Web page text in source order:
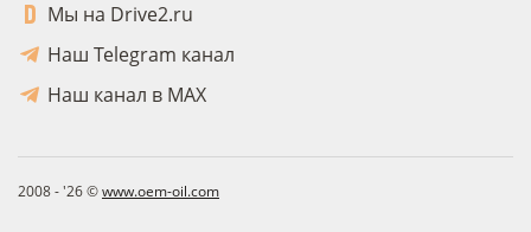
Мы на Drive2.ru
Наш Telegram канал
Наш канал в MAX
2008 - '26 ©www.oem-oil.com